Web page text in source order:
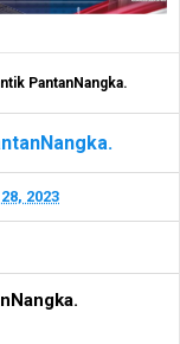
PantanNangka.
2023